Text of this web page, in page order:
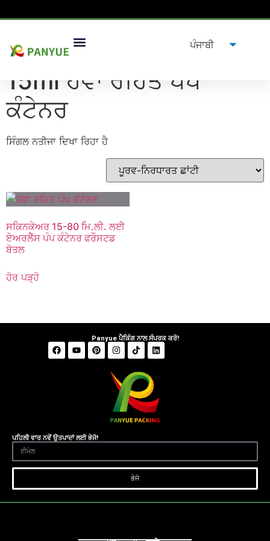
ਘਰ/ਉਤਪਾਦ / ਟੈਗ ਕੀਤੇ ਉਤਪਾਦ "15ml ਹਵਾ ਰਹਿਤ ਪੰਪ ਕੰਟੇਨਰ”
15ml ਹਵਾ ਰਹਿਤ ਪੰਪ
ਕੰਟੇਨਰ
ਸਿੰਗਲ ਨਤੀਜਾ ਦਿਖਾ ਰਿਹਾ ਹੈ
ਸਕਿਨਕੇਅਰ 15-80 ਮਿ.ਲੀ. ਲਈ
ਏਅਰਲੈੱਸ ਪੰਪ ਕੰਟੇਨਰ ਫਰੌਸਟਡ
ਬੋਤਲ
ਹੋਰ ਪੜ੍ਹੋ
Panyue ਪੈਕਿੰਗ ਨਾਲ ਸੰਪਰਕ ਕਰੋ!
ਪਹਿਲੀ ਵਾਰ ਨਵੇਂ ਉਤਪਾਦਾਂ ਲਈ ਭੇਜੋ!
ਭੇਜੋ